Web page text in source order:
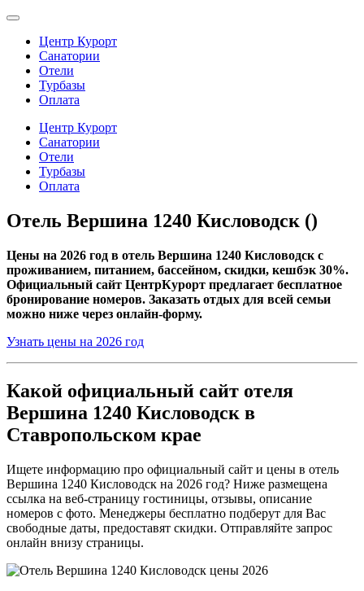
Центр Курорт
Санатории
Отели
Турбазы
Оплата
Центр Курорт
Санатории
Отели
Турбазы
Оплата
Отель Вершина 1240 Кисловодск ()
Цены на 2026 год в отель Вершина 1240 Кисловодск с
проживанием, питанием, бассейном, скидки, кешбэк 30%.
Официальный сайт ЦентрКурорт предлагает бесплатное
бронирование номеров. Заказать отдых для всей семьи
можно ниже через онлайн-форму.
Узнать цены на 2026 год
Какой официальный сайт отеля
Вершина 1240 Кисловодск в
Ставропольском крае
Ищете информацию про официальный сайт и цены в отель
Вершина 1240 Кисловодск на 2026 год? Ниже размещена
ссылка на веб-страницу гостиницы, отзывы, описание
номеров с фото. Менеджеры бесплатно подберут для Вас
свободные даты, предоставят скидки. Отправляйте запрос
онлайн внизу страницы.